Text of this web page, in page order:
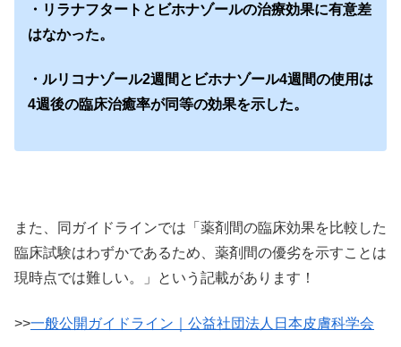
・リラナフタートとビホナゾールの治療効果に有意差
はなかった。
・ルリコナゾール2週間とビホナゾール4週間の使用は
4週後の臨床治癒率が同等の効果を示した。
また、同ガイドラインでは「薬剤間の臨床効果を比較した
臨床試験はわずかであるため、薬剤間の優劣を示すことは
現時点では難しい。」という記載があります！
>>一般公開ガイドライン｜公益社団法人日本皮膚科学会